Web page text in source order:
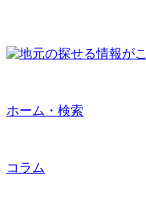
ホーム・検索
コラム